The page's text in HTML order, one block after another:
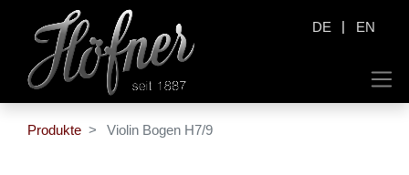
DE | EN
Produkte Violin Bogen H7/9